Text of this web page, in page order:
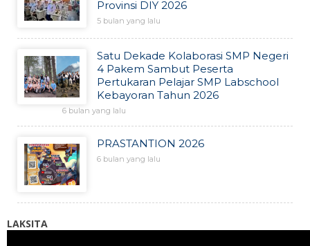
Provinsi DIY 2026
5 bulan yang lalu
Satu Dekade Kolaborasi SMP Negeri
4 Pakem Sambut Peserta
Pertukaran Pelajar SMP Labschool
Kebayoran Tahun 2026
6 bulan yang lalu
PRASTANTION 2026
6 bulan yang lalu
LAKSITA